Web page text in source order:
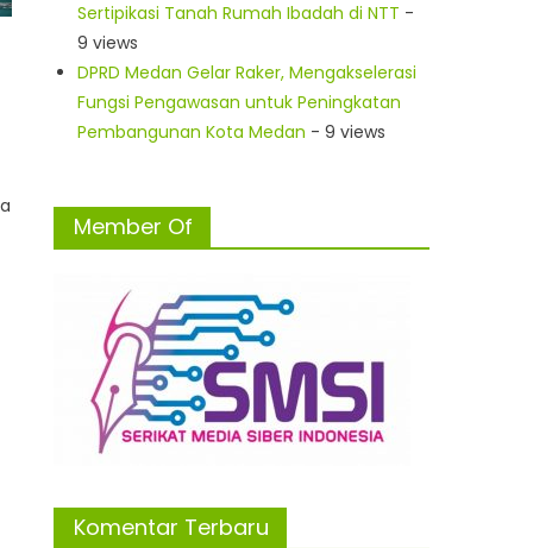
Sertipikasi Tanah Rumah Ibadah di NTT -
9 views
DPRD Medan Gelar Raker, Mengakselerasi
Fungsi Pengawasan untuk Peningkatan
Pembangunan Kota Medan - 9 views
Member Of
Komentar Terbaru